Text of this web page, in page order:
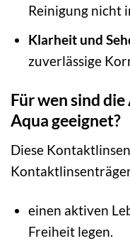
Reinigung nicht
Klarheit und
zuverlässige
Für wen sind
Aqua geeignet?
Diese
einen aktiven
Freiheit legen.